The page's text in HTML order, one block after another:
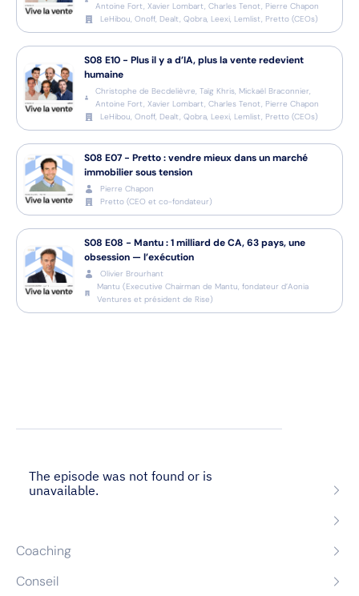
Antoine Fort, Xavier Lombart, Charles Tenot, Pierre Chapon
LeHibou, Onoff, Dealt, Qobra, Leexi, Lemlist, Pretto (CEOs)
S08 E10 - Plus il y a d’IA, plus la vente redevient
humaine
Christophe de Becdelièvre, Taïg Khris, Mickaël Braconnier,
Antoine Fort, Xavier Lombart, Charles Tenot, Pierre Chapon
LeHibou, Onoff, Dealt, Qobra, Leexi, Lemlist, Pretto (CEOs)
S08 E07 - Pretto : vendre mieux dans un marché
immobilier sous tension
Pierre Chapon
Pretto (CEO et co-fondateur)
S08 E08 - Mantu : 1 milliard de CA, 63 pays, une
obsession — l’exécution
Olivier Brourhant
Mantu (Executive Chairman de Mantu, fondateur d’Aonia
Ventures et président de Rise)
Recrutement
Coaching
Conseil